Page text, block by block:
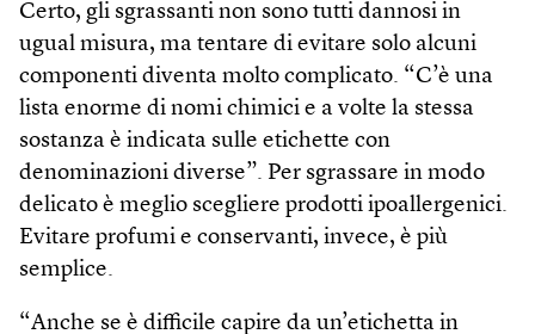
Certo, gli sgrassanti non sono tutti dannosi in
ugual misura, ma tentare di evitare solo alcuni
componenti diventa molto complicato. “C’è una
lista enorme di nomi chimici e a volte la stessa
sostanza è indicata sulle etichette con
denominazioni diverse”. Per sgrassare in modo
delicato è meglio scegliere prodotti ipoallergenici.
Evitare profumi e conservanti, invece, è più
semplice.
“Anche se è difficile capire da un’etichetta in